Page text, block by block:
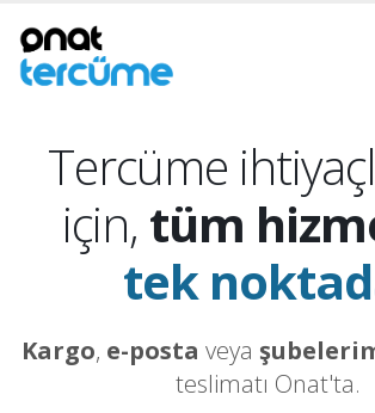
Tercüme
için, tüm
tek
Kargo, e-posta veya
teslimatı Onat'ta.